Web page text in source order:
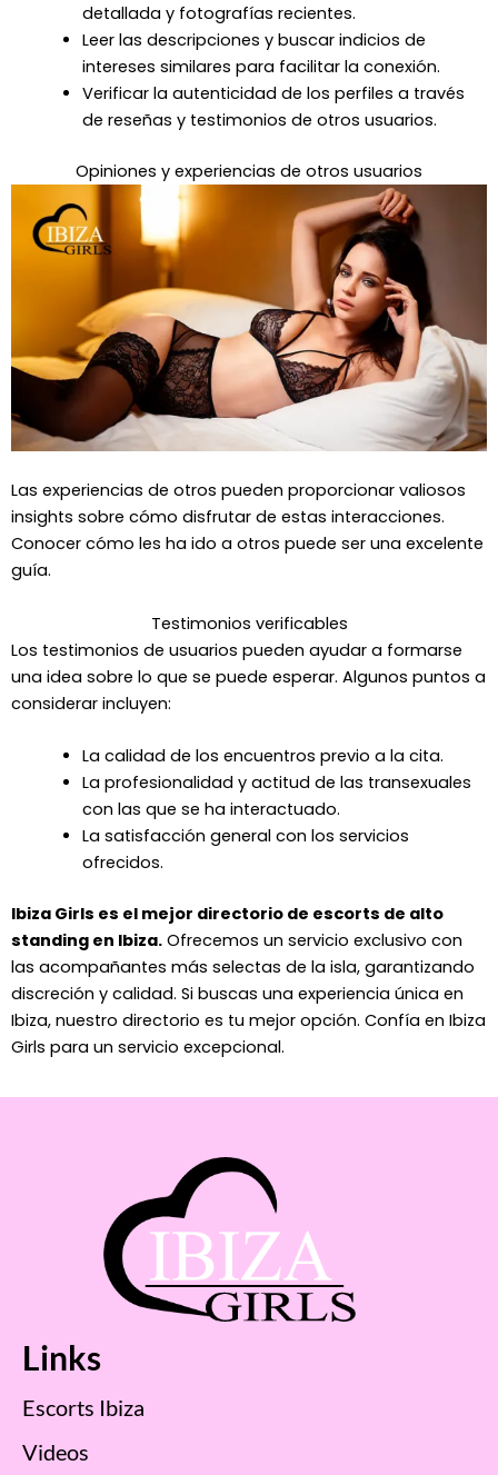
detallada y fotografías recientes.
Leer las descripciones y buscar indicios de
intereses similares para facilitar la conexión.
Verificar la autenticidad de los perfiles a través
de reseñas y testimonios de otros usuarios.
Opiniones y experiencias de otros usuarios
Las experiencias de otros pueden proporcionar valiosos
insights sobre cómo disfrutar de estas interacciones.
Conocer cómo les ha ido a otros puede ser una excelente
guía.
Testimonios verificables
Los testimonios de usuarios pueden ayudar a formarse
una idea sobre lo que se puede esperar. Algunos puntos a
considerar incluyen:
La calidad de los encuentros previo a la cita.
La profesionalidad y actitud de las transexuales
con las que se ha interactuado.
La satisfacción general con los servicios
ofrecidos.
Ibiza Girls es el mejor directorio de escorts de alto
standing en Ibiza. Ofrecemos un servicio exclusivo con
las acompañantes más selectas de la isla, garantizando
discreción y calidad. Si buscas una experiencia única en
Ibiza, nuestro directorio es tu mejor opción. Confía en Ibiza
Girls para un servicio excepcional.
Links
Escorts Ibiza
Videos